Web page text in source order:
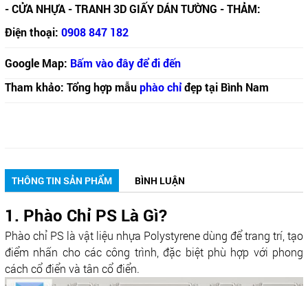
- CỬA NHỰA - TRANH 3D GIẤY DÁN TƯỜNG - THẢM:
Điện thoại: 0908 847 182
Google Map: Bấm vào đây để đi đến
Tham khảo: Tổng hợp mẫuphào chỉđẹp tại Bình Nam
THÔNG TIN SẢN PHẨM BÌNH LUẬN
1. Phào Chỉ PS Là Gì?
Phào chỉ PS là vật liệu nhựa Polystyrene dùng để trang trí, tạo
điểm nhấn cho các công trình, đặc biệt phù hợp với phong
cách cổ điển và tân cổ điển.